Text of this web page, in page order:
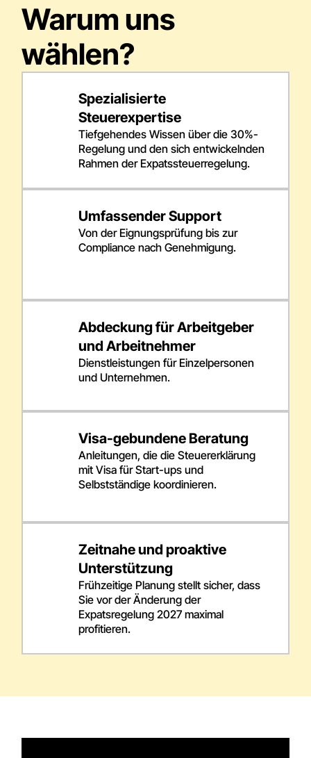
Warum uns
wählen?
Spezialisierte
Steuerexpertise
Tiefgehendes Wissen über die 30%-
Regelung und den sich entwickelnden
Rahmen der Expatssteuerregelung.
Umfassender Support
Von der Eignungsprüfung bis zur
Compliance nach Genehmigung.
Abdeckung für Arbeitgeber
und Arbeitnehmer
Dienstleistungen für Einzelpersonen
und Unternehmen.
Visa-gebundene Beratung
Anleitungen, die die Steuererklärung
mit Visa für Start-ups und
Selbstständige koordinieren.
Zeitnahe und proaktive
Unterstützung
Frühzeitige Planung stellt sicher, dass
Sie vor der Änderung der
Expatsregelung 2027 maximal
profitieren.